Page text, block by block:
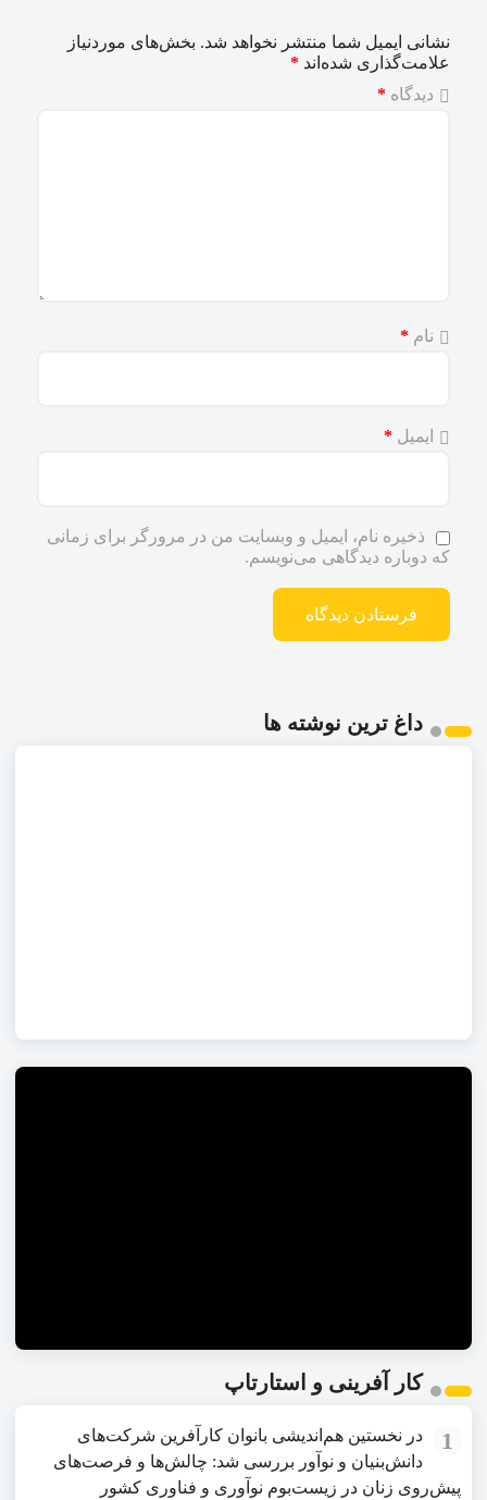
نشانی ایمیل شما منتشر نخواهد شد. بخش‌های موردنیاز
علامت‌گذاری شده‌اند *
دیدگاه *
نام *
ایمیل *
ذخیره نام، ایمیل و وبسایت من در مرورگر برای زمانی
که دوباره دیدگاهی می‌نویسم.
داغ ترین نوشته ها
کار آفرینی و استارتاپ
1
در نخستین هم‌اندیشی بانوان کارآفرین شرکت‌های
دانش‌بنیان و نوآور بررسی شد: چالش‌ها و فرصت‌های
پیش‌روی زنان در زیست‌بوم نوآوری و فناوری کشور